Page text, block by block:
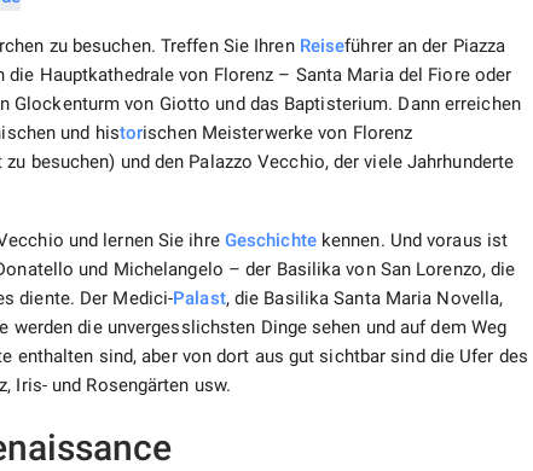
zu besuchen. Treffen Sie Ihren Reiseführer an der Piazza
die Hauptkathedrale von Florenz – Santa Maria del Fiore oder
Glockenturm von Giotto und das Baptisterium. Dann erreichen
und historischen Meisterwerke von Florenz
besuchen) und den Palazzo Vecchio, der viele Jahrhunderte
und lernen Sie ihre Geschichtekennen. Und voraus ist
und Michelangelo – der Basilika von San Lorenzo, die
diente. Der Medici-Palast, die Basilika Santa Maria Novella,
die unvergesslichsten Dinge sehen und auf dem Weg
enthalten sind, aber von dort aus gut sichtbar sind die Ufer des
Iris- und Rosengärten usw.